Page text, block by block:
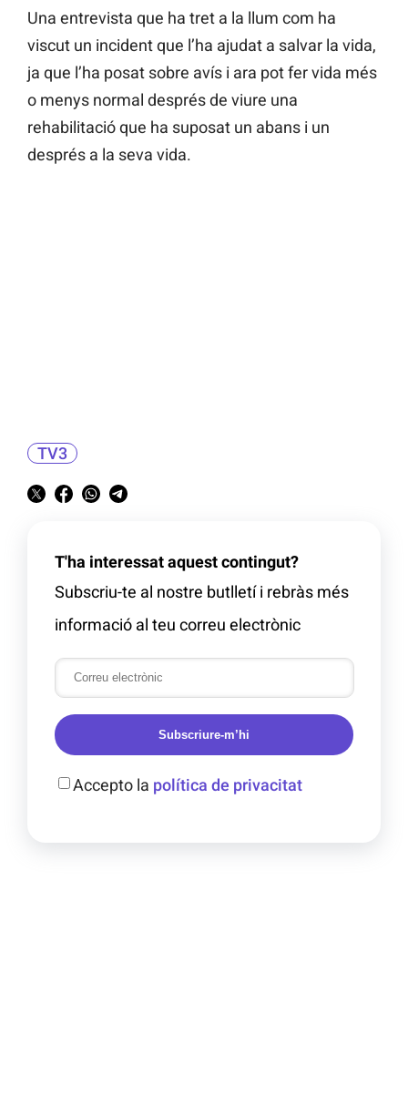
Una entrevista que ha tret a la llum com ha
viscut un incident que l’ha ajudat a salvar la vida,
ja que l’ha posat sobre avís i ara pot fer vida més
o menys normal després de viure una
rehabilitació que ha suposat un abans i un
després a la seva vida.
TV3
T'ha interessat aquest contingut?
Subscriu-te al nostre butlletí i rebràs més
informació al teu correu electrònic
Subscriure-m’hi
Accepto la política de privacitat